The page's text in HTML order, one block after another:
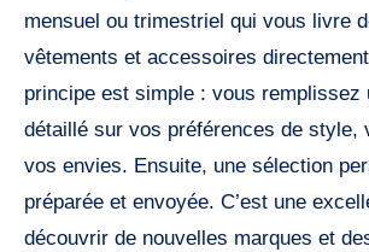
mensuel ou trimestriel qui vous livre
vêtements et accessoires
principe est simple : vous remplissez
détaillé sur vos préférences de style,
vos envies. Ensuite, une sélection
préparée et envoyée. C’est une
découvrir de nouvelles marques et